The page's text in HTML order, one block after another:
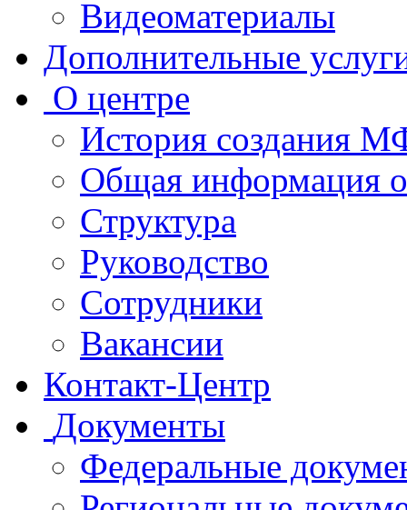
Видеоматериалы
Дополнительные
О центре
История создания
Общая
Структура
Руководство
Сотрудники
Вакансии
Контакт-Центр
Документы
Федеральные